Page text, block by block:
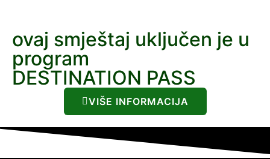
ovaj smještaj uključen je u
program
DESTINATION PASS
VIŠE INFORMACIJA